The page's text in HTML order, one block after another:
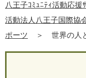
八王子ｺﾐｭﾆﾃｨ活動応
活動法人八王子国際協
ポーツ
＞ 世界の人